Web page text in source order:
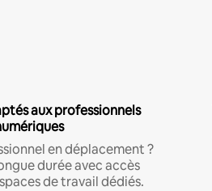
aux professionnels
en déplacement ?
durée avec accès
de travail dédiés.